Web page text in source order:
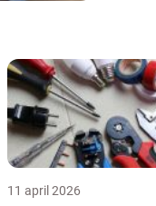
11 april 2026